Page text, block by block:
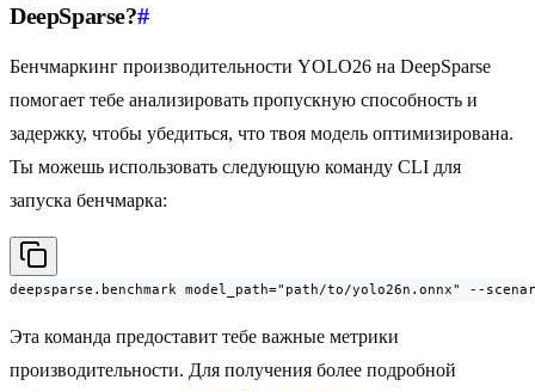
DeepSparse?#
Бенчмаркинг производительности YOLO26 на DeepSparse
помогает тебе анализировать пропускную способность и
задержку, чтобы убедиться, что твоя модель оптимизирована.
Ты можешь использовать следующую команду CLI для
запуска бенчмарка:
deepsparse.benchmark model_path="path/to/yolo26n.onnx" --
Эта команда предоставит тебе важные метрики
производительности. Для получения более подробной